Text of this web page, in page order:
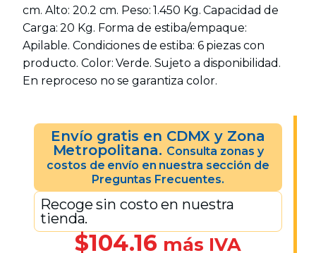
cm. Alto: 20.2 cm. Peso: 1.450 Kg. Capacidad de
Carga: 20 Kg. Forma de estiba/empaque:
Apilable. Condiciones de estiba: 6 piezas con
producto. Color: Verde. Sujeto a disponibilidad.
En reproceso no se garantiza color.
Envío gratis en CDMX y Zona
Metropolitana. Consulta zonas y
costos de envío en nuestra sección de
Preguntas Frecuentes.
Recoge sin costo en nuestra
tienda.
$104.16 más IVA